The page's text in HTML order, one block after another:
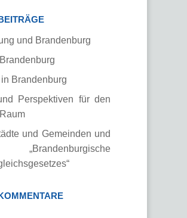
und Brandenburg
Brandenburg
Perspektiven für den
und Gemeinden und